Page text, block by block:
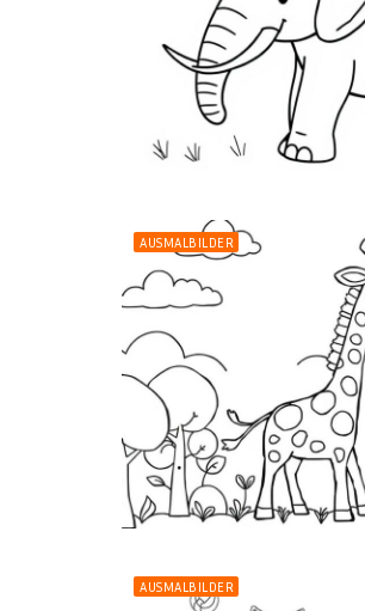
AUSMALBILDER
AUSMALBILDER